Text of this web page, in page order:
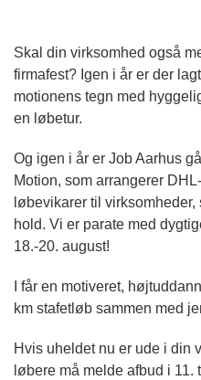
Skal din virksomhed også
firmafest? Igen i år er der
motionens tegn med
en løbetur.
Og igen i år er Job Aarhus
Motion, som arrangerer
løbevikarer til
hold. Vi er parate med
18.-20. august!
I får en motiveret,
km stafetløb sammen med
Hvis uheldet nu er ude i din
løbere må melde afbud i 11.